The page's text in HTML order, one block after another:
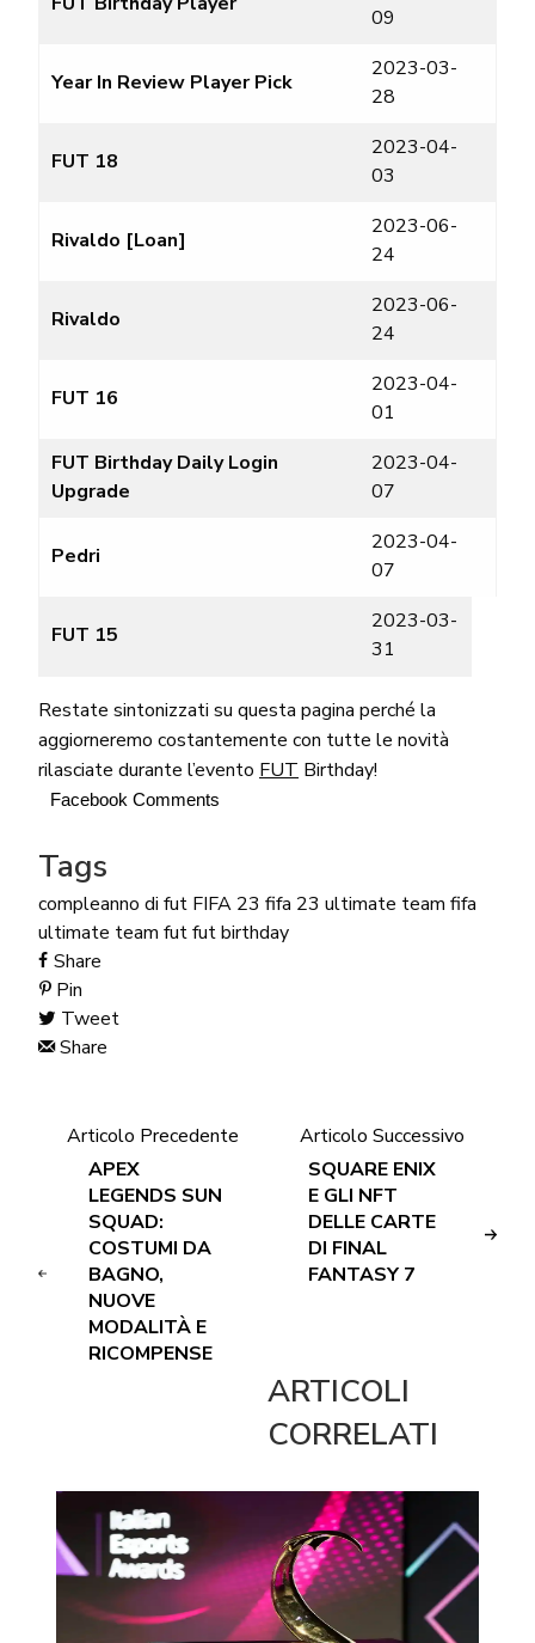
09
Year In Review Player Pick
2023-03-
28
FUT 18
2023-04-
03
Rivaldo [Loan]
2023-06-
24
Rivaldo
2023-06-
24
FUT 16
2023-04-
01
FUT Birthday Daily Login
Upgrade
2023-04-
07
Pedri
2023-04-
07
FUT 15
2023-03-
31
Restate sintonizzati su questa pagina perché la
aggiorneremo costantemente con tutte le novità
rilasciate durante l’evento FUT Birthday!
Facebook Comments
Tags
compleanno di fut FIFA 23 fifa 23 ultimate team fifa
ultimate team futfut birthday
Share
Pin
Tweet
Share
Articolo Precedente
APEX
LEGENDS SUN
SQUAD:
COSTUMI DA
BAGNO,
NUOVE
MODALITÀ E
RICOMPENSE
Articolo Successivo
SQUARE ENIX
E GLI NFT
DELLE CARTE
DI FINAL
FANTASY 7
ARTICOLI
CORRELATI